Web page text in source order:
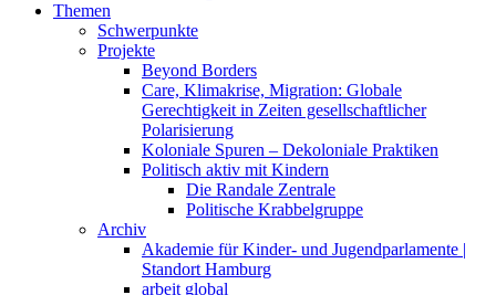
Themen
Schwerpunkte
Projekte
Beyond Borders
Care, Klimakrise, Migration: Globale
Gerechtigkeit in Zeiten gesellschaftlicher
Polarisierung
Koloniale Spuren – Dekoloniale Praktiken
Politisch aktiv mit Kindern
Die Randale Zentrale
Politische Krabbelgruppe
Archiv
Akademie für Kinder- und Jugendparlamente |
Standort Hamburg
arbeit global